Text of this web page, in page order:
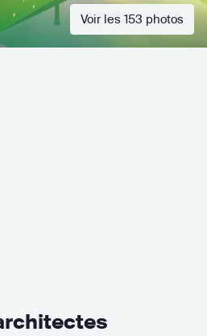
Voir les 153 photos